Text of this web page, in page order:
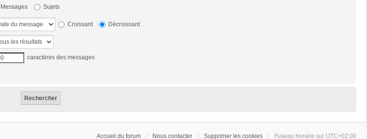
Messages Sujets
Croissant Décroissant
caractères des messages
Accueil du forum Nous contacter Supprimer les cookies Fuseau horaire sur UTC+02:00